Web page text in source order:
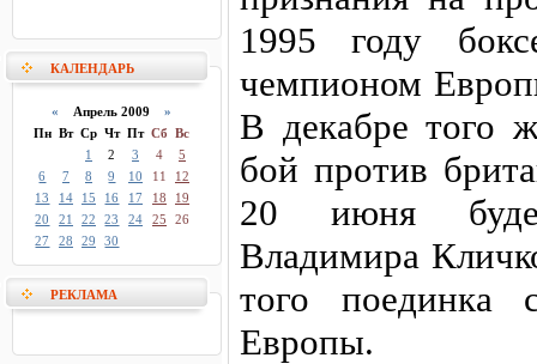
КАЛЕНДАРЬ
« Апрель 2009 »
Пн Вт Ср Чт Пт Сб Вс
1
2 3 4
5
6
7 8 9 10 11
12
13
14 15 16 17 18
19
20
21 22 23 24 25
26
27
28 29 30
РЕКЛАМА
1995 году
чемпионом
В декабре того
бой против
20 июня
Владимира
того поединка
Европы.